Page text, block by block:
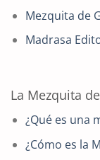
Mezquita de
Madrasa
La Mezquita
¿Qué es una
¿Cómo es la